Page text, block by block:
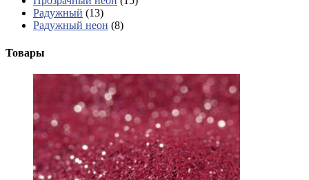
Радужный (13)
Радужный неон (8)
Товары